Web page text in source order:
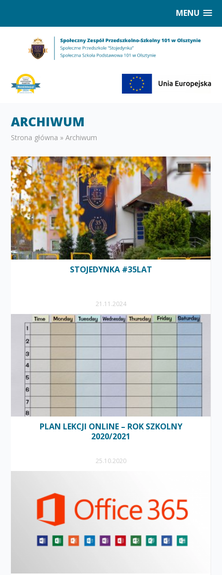
MENU
ARCHIWUM
Strona główna »Archiwum
STOJEDYNKA #35LAT
21.11.2024
PLAN LEKCJI ONLINE – ROK SZKOLNY
2020/2021
25.10.2020